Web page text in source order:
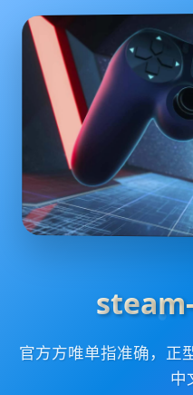
官方方唯单指准确，正
中